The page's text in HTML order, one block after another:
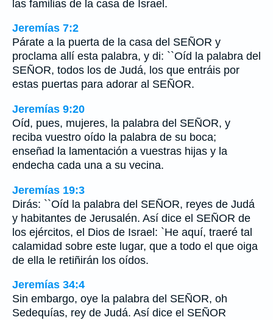
las familias de la casa de Israel.
Jeremías 7:2
Párate a la puerta de la casa del SEÑOR y
proclama allí esta palabra, y di: ``Oíd la palabra del
SEÑOR, todos los de Judá, los que entráis por
estas puertas para adorar al SEÑOR.
Jeremías 9:20
Oíd, pues, mujeres, la palabra del SEÑOR, y
reciba vuestro oído la palabra de su boca;
enseñad la lamentación a vuestras hijas y la
endecha cada una a su vecina.
Jeremías 19:3
Dirás: ``Oíd la palabra del SEÑOR, reyes de Judá
y habitantes de Jerusalén. Así dice el SEÑOR de
los ejércitos, el Dios de Israel: `He aquí, traeré tal
calamidad sobre este lugar, que a todo el que oiga
de ella le retiñirán los oídos.
Jeremías 34:4
Sin embargo, oye la palabra del SEÑOR, oh
Sedequías, rey de Judá. Así dice el SEÑOR